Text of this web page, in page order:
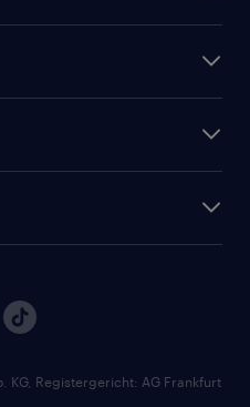
KG, Registergericht: AG Frankfurt